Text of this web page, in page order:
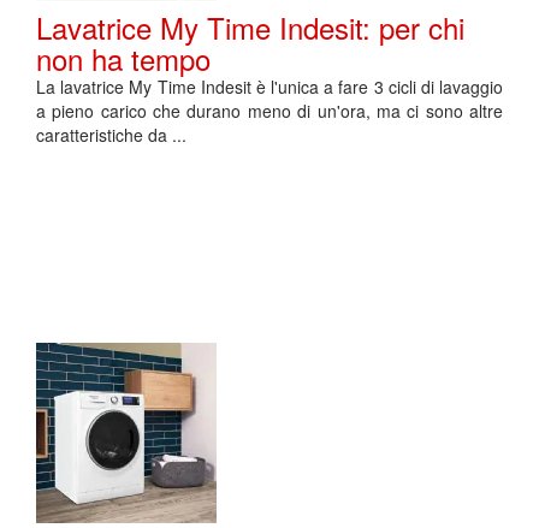
Lavatrice My Time Indesit: per chi
non ha tempo
La lavatrice My Time Indesit è l'unica a fare 3 cicli di lavaggio
a pieno carico che durano meno di un'ora, ma ci sono altre
caratteristiche da ...